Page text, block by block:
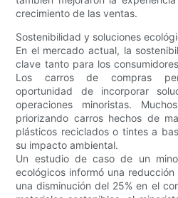
crecimiento de las ventas.
Sostenibilidad y soluciones
En el mercado actual, la
clave tanto para los
Los carros de compras
oportunidad de incorporar
operaciones minoristas.
priorizando carros hechos de
plásticos reciclados o tintes a
su impacto ambiental.
Un estudio de caso de un
ecológicos informó una
una disminución del 25% en el